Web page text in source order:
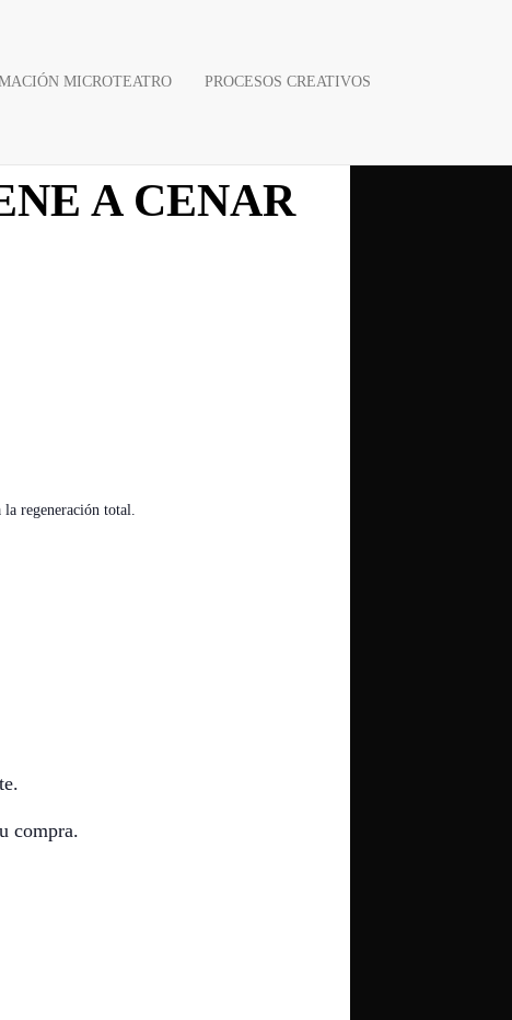
MICROTEATRO PROCESOS CREATIVOS
A CENAR
regeneración total.
compra.